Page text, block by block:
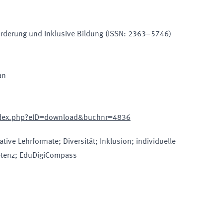
und Inklusive Bildung (ISSN: 2363–5746)
Lehrformate; Diversität; Inklusion; individuelle
EduDigiCompass